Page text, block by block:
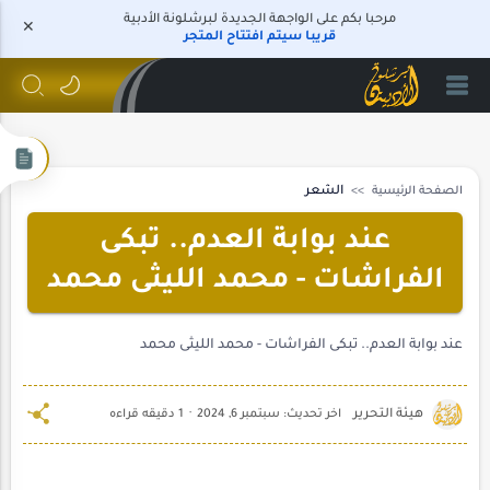
مرحبا بكم على الواجهة الجديدة لبرشلونة الأدبية
قريبا سيتم افتتاح المتجر
الصفحة الرئيسية الشعر
عند بوابة العدم.. تبكى
الفراشات - محمد الليثى محمد
عند بوابة العدم.. تبكى الفراشات - محمد الليثى محمد
1 دقيقه قراءه